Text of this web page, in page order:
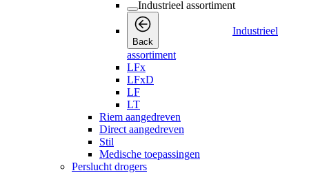
Industrieel assortiment
Back
Industrieel
assortiment
LFx
LFxD
LF
LT
Riem aangedreven
Direct aangedreven
Stil
Medische toepassingen
Perslucht drogers